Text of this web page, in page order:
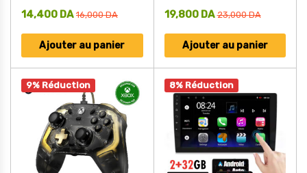
16,000DA
14,400 DA
Ajouter au panier
23,000DA
19,800 DA
Ajouter au panier
9% Réduction 8% Réduction